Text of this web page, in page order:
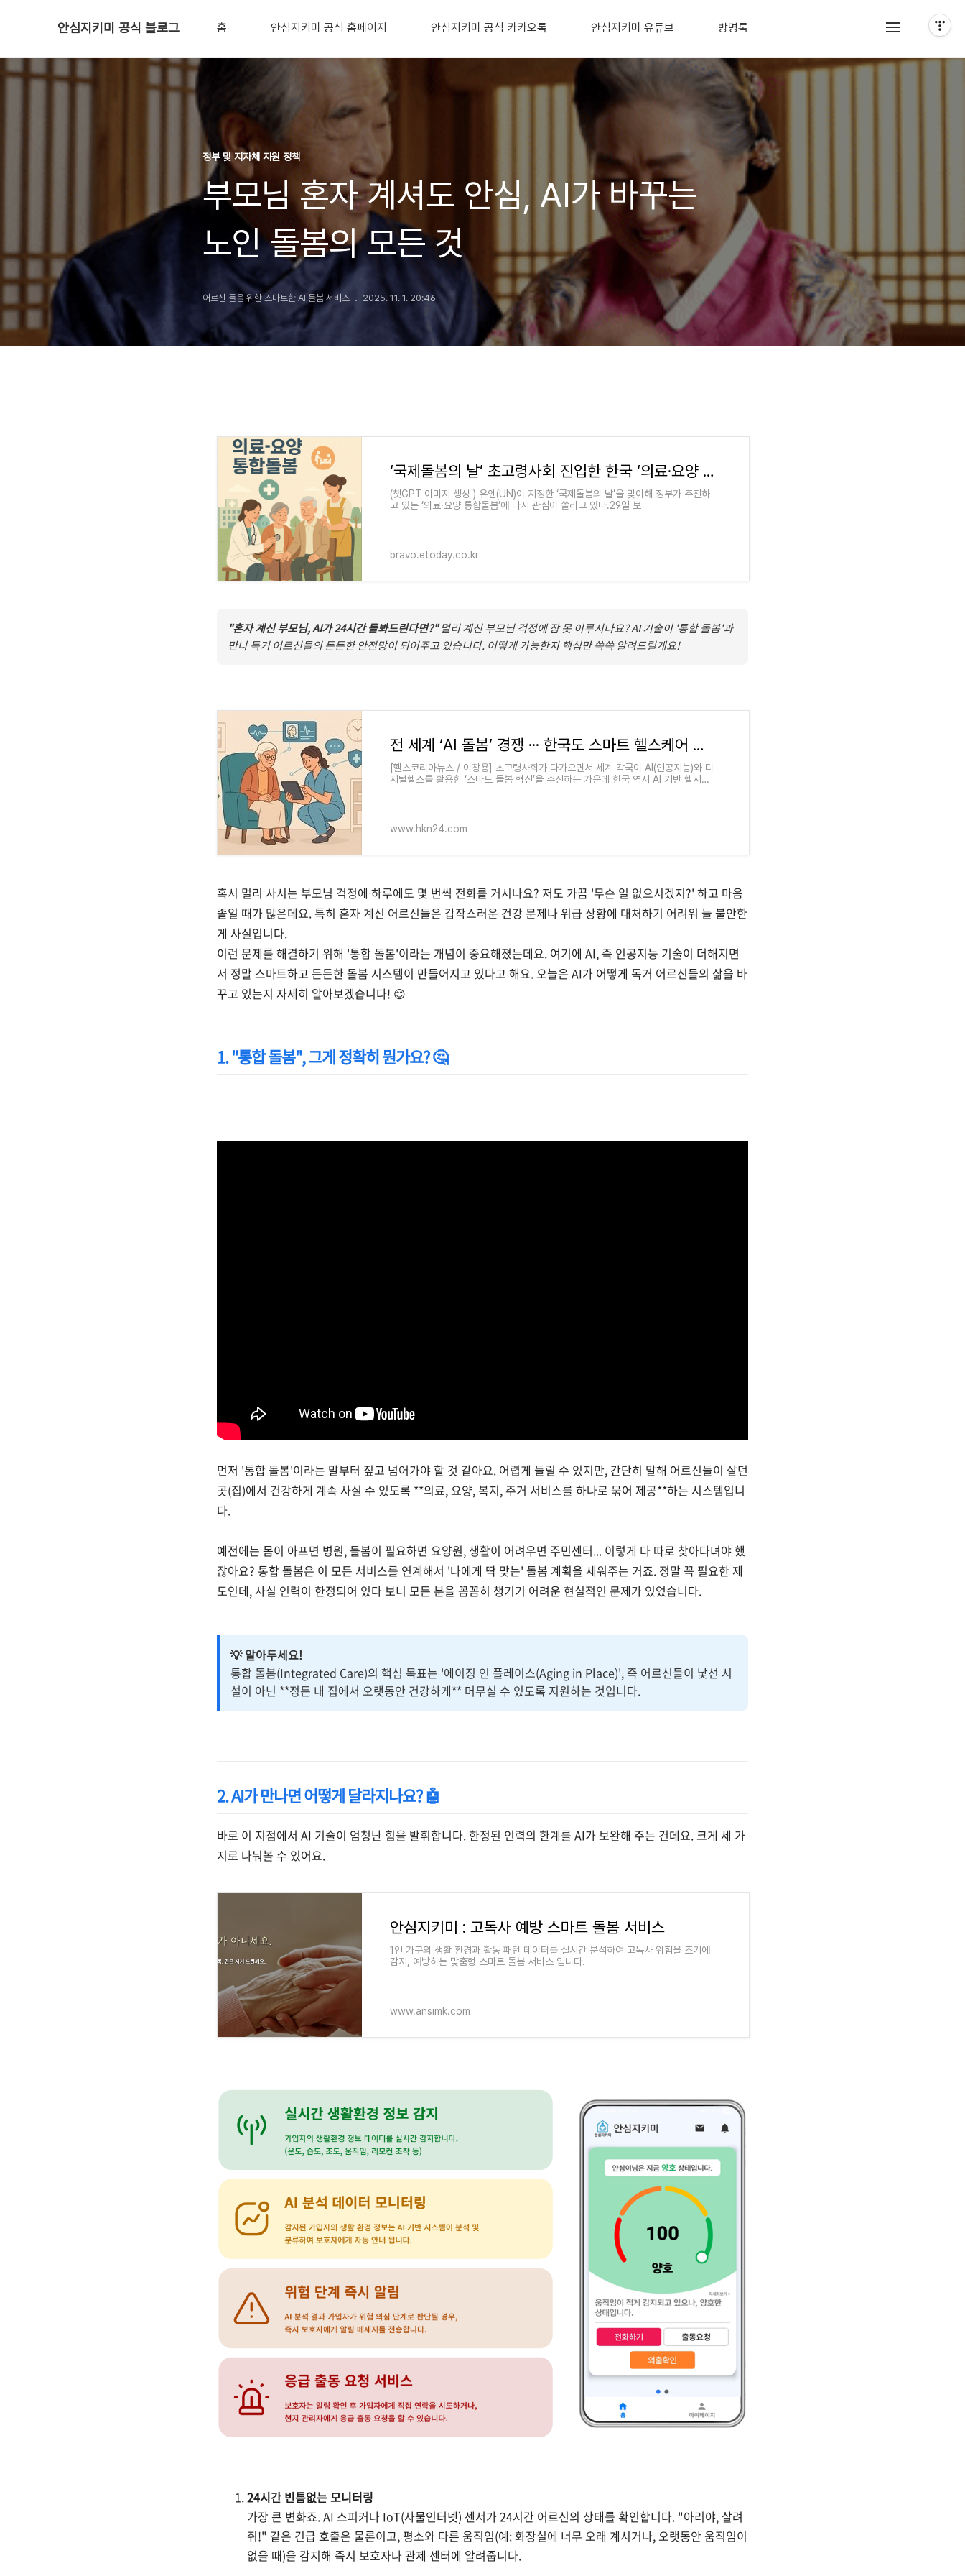
안심지키미 공식 블로그 홈 안심지키미 공식 홈페이지 안심지키미 공식 카카오톡 안심지키미 유튜브 방명록
정부 및 지자체 지원 정책
부모님 혼자 계셔도 안심, AI가 바꾸는
노인 돌봄의 모든 것
어르신 들을 위한 스마트한 AI 돌봄 서비스 2025. 11. 1. 20:46
‘국제돌봄의 날’ 초고령사회 진입한 한국 ‘의료·요양 통합돌봄 진단과 과제’
(챗GPT 이미지 생성 ) 유엔(UN)이 지정한 ‘국제돌봄의 날’을 맞이해 정부가 추진하
고 있는 ‘의료·요양 통합돌봄’에 다시 관심이 쏠리고 있다.29일 보
bravo.etoday.co.kr
"혼자 계신 부모님, AI가 24시간 돌봐드린다면?"멀리 계신 부모님 걱정에 잠 못 이루시나요? AI 기술이 '통합 돌봄'과
만나 독거 어르신들의 든든한 안전망이 되어주고 있습니다. 어떻게 가능한지 핵심만 쏙쏙 알려드릴게요!
전 세계 ‘AI 돌봄’ 경쟁 ··· 한국도 스마트 헬스케어 전환 박차 - 헬스코리아뉴스
[헬스코리아뉴스 / 이창용] 초고령사회가 다가오면서 세계 각국이 AI(인공지능)와 디
지털헬스를 활용한 ‘스마트 돌봄 혁신’을 추진하는 가운데 한국 역시 AI 기반 헬시에
www.hkn24.com
혹시 멀리 사시는 부모님 걱정에 하루에도 몇 번씩 전화를 거시나요? 저도 가끔 '무슨 일 없으시겠지?' 하고 마음
졸일 때가 많은데요. 특히 혼자 계신 어르신들은 갑작스러운 건강 문제나 위급 상황에 대처하기 어려워 늘 불안한
게 사실입니다.
이런 문제를 해결하기 위해 '통합 돌봄'이라는 개념이 중요해졌는데요. 여기에 AI, 즉 인공지능 기술이 더해지면
서 정말 스마트하고 든든한 돌봄 시스템이 만들어지고 있다고 해요. 오늘은 AI가 어떻게 독거 어르신들의 삶을 바
꾸고 있는지 자세히 알아보겠습니다! 😊
1. "통합 돌봄", 그게 정확히 뭔가요? 🤔
먼저 '통합 돌봄'이라는 말부터 짚고 넘어가야 할 것 같아요. 어렵게 들릴 수 있지만, 간단히 말해 어르신들이 살던
곳(집)에서 건강하게 계속 사실 수 있도록 **의료, 요양, 복지, 주거 서비스를 하나로 묶어 제공**하는 시스템입니
다.
예전에는 몸이 아프면 병원, 돌봄이 필요하면 요양원, 생활이 어려우면 주민센터... 이렇게 다 따로 찾아다녀야 했
잖아요? 통합 돌봄은 이 모든 서비스를 연계해서 '나에게 딱 맞는' 돌봄 계획을 세워주는 거죠. 정말 꼭 필요한 제
도인데, 사실 인력이 한정되어 있다 보니 모든 분을 꼼꼼히 챙기기 어려운 현실적인 문제가 있었습니다.
💡 알아두세요!
통합 돌봄(Integrated Care)의 핵심 목표는 '에이징 인 플레이스(Aging in Place)', 즉 어르신들이 낯선 시
설이 아닌 **정든 내 집에서 오랫동안 건강하게** 머무실 수 있도록 지원하는 것입니다.
2. AI가 만나면 어떻게 달라지나요? 🤖
바로 이 지점에서 AI 기술이 엄청난 힘을 발휘합니다. 한정된 인력의 한계를 AI가 보완해 주는 건데요. 크게 세 가
지로 나눠볼 수 있어요.
안심지키미 : 고독사 예방 스마트 돌봄 서비스
1인 가구의 생활 환경과 활동 패턴 데이터를 실시간 분석하여 고독사 위험을 조기에
감지, 예방하는 맞춤형 스마트 돌봄 서비스 입니다.
www.ansimk.com
24시간 빈틈없는 모니터링
가장 큰 변화죠. AI 스피커나 IoT(사물인터넷) 센서가 24시간 어르신의 상태를 확인합니다. "아리야, 살려
줘!" 같은 긴급 호출은 물론이고, 평소와 다른 움직임(예: 화장실에 너무 오래 계시거나, 오랫동안 움직임이
없을 때)을 감지해 즉시 보호자나 관제 센터에 알려줍니다.